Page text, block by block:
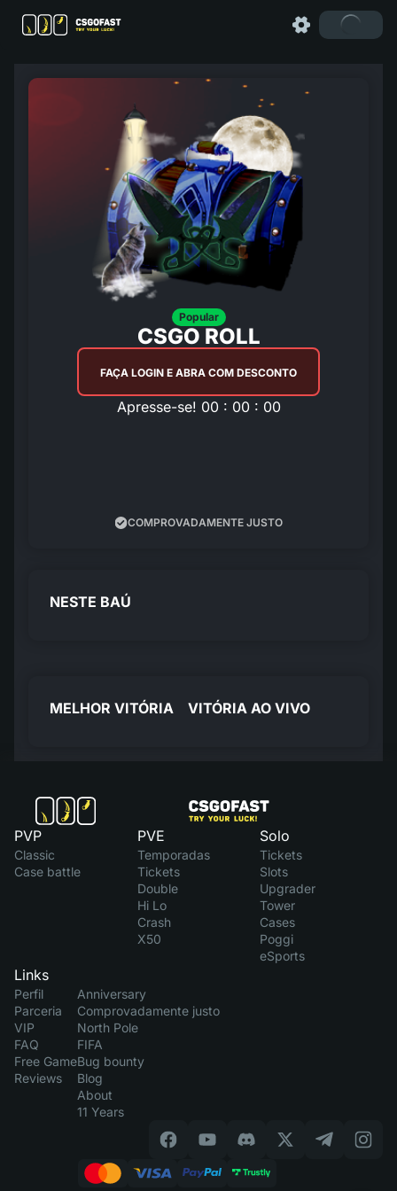
Popular
CSGO ROLL
FAÇA LOGIN E ABRA COM DESCONTO
Apresse-se! 00 : 00 : 00
COMPROVADAMENTE JUSTO
NESTE BAÚ
MELHOR VITÓRIA VITÓRIA AO VIVO
PVP
Classic
Case battle
PVE
Temporadas
Tickets
Double
Hi Lo
Crash
X50
Solo
Tickets
Slots
Upgrader
Tower
Cases
Poggi
eSports
Links
Perfil
Parceria
VIP
FAQ
Free Game
Reviews
Anniversary
Comprovadamente justo
North Pole
FIFA
Bug bounty
Blog
About
11 Years